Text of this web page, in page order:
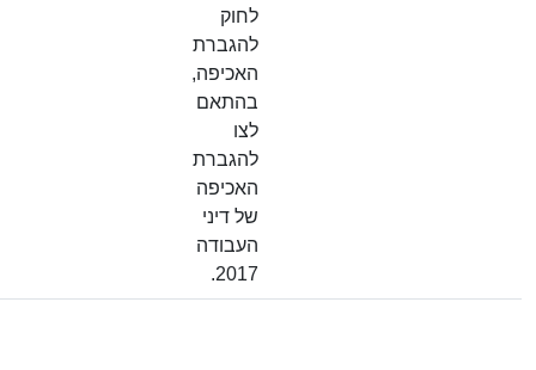
לחוק
להגברת
האכיפה,
בהתאם
לצו
להגברת
האכיפה
של דיני
העבודה
2017.